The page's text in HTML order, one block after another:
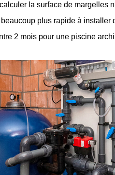
la surface de margelles
plus rapide à
2 mois pour une piscine